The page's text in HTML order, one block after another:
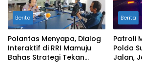
Berita
Polantas Menyapa, Dialog
Interaktif di RRI Mamuju
Bahas Strategi Tekan
Berita
Patroli
Polda
Jalan,